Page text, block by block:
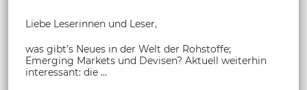
Liebe Leserinnen und Leser,
was gibt’s Neues in der Welt der Rohstoffe;
Emerging Markets und Devisen? Aktuell weiterhin
interessant: die …